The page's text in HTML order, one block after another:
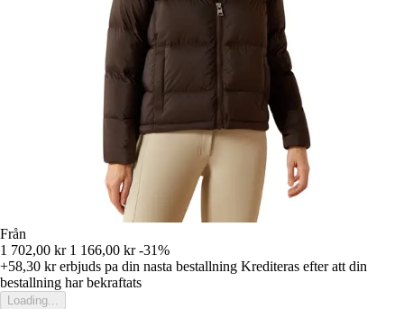
Från
1 702,00 kr 1 166,00 kr -31%
+58,30 krerbjuds pa din nasta bestallning Krediteras efter att din
bestallning har bekraftats
Loading...